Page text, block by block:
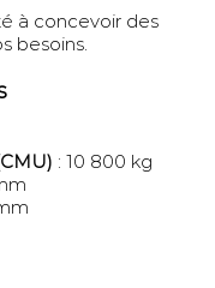
à concevoir des
besoins.
: 10 800 kg